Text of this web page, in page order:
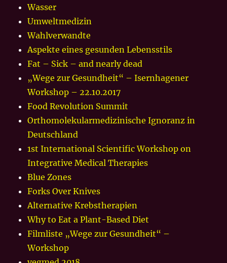
Wasser
Umweltmedizin
Wahlverwandte
Aspekte eines gesunden Lebensstils
Fat – Sick – and nearly dead
„Wege zur Gesundheit“ – Isernhagener
Workshop – 22.10.2017
Food Revolution Summit
Orthomolekularmedizinische Ignoranz in
Deutschland
1st International Scientific Workshop on
Integrative Medical Therapies
Blue Zones
Forks Over Knives
Alternative Krebstherapien
Why to Eat a Plant-Based Diet
Filmliste „Wege zur Gesundheit“ –
Workshop